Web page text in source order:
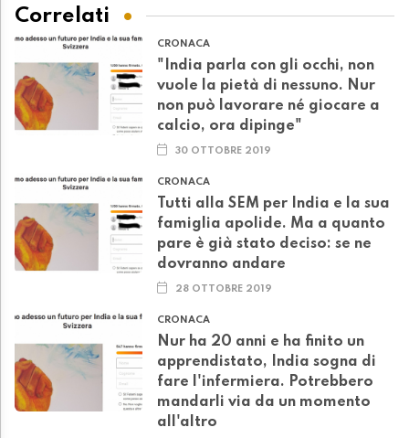
Correlati
CRONACA
"India parla con gli occhi, non
vuole la pietà di nessuno. Nur
non può lavorare né giocare a
calcio, ora dipinge"
30 OTTOBRE 2019
CRONACA
Tutti alla SEM per India e la sua
famiglia apolide. Ma a quanto
pare è già stato deciso: se ne
dovranno andare
28 OTTOBRE 2019
CRONACA
Nur ha 20 anni e ha finito un
apprendistato, India sogna di
fare l'infermiera. Potrebbero
mandarli via da un momento
all'altro